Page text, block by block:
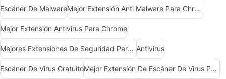
Escáner De Malware Mejor Extensión Anti Malware Para Chrome
Mejor Extensión Antivirus Para Chrome
Mejores Extensiones De Seguridad Para Chrome Antivirus
Escáner De Virus Gratuito Mejor Extensión De Escáner De Virus Para Chrome